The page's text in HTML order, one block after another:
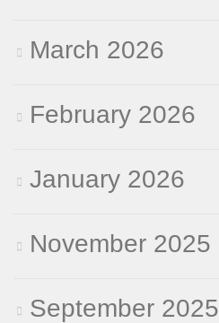
March 2026
February 2026
January 2026
November 2025
September 2025